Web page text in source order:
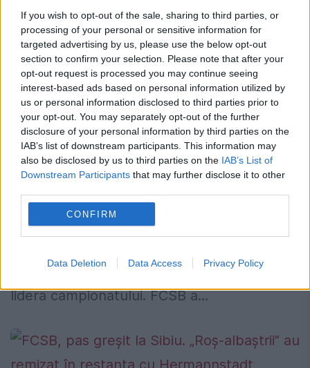
If you wish to opt-out of the sale, sharing to third parties, or
processing of your personal or sensitive information for
targeted advertising by us, please use the below opt-out
section to confirm your selection. Please note that after your
opt-out request is processed you may continue seeing
interest-based ads based on personal information utilized by
us or personal information disclosed to third parties prior to
your opt-out. You may separately opt-out of the further
disclosure of your personal information by third parties on the
IAB’s list of downstream participants. This information may
also be disclosed by us to third parties on the IAB’s List of
Downstream Participants that may further disclose it to other
CONFIRM
Data Deletion Data Access Privacy Policy
FCSB, vijelioasă în meciul cu Sepsi
Sfântu Gheorghe. „Roș-albaștrii”
domină în Liga I
24 SEPTEMBRIE 2023
FCSB s-a impus de o manieră categorică,
duminică seara, în deplasare, în partida
Gheorghe, scor 5-2. Echipa „roș-albastră” e
lidera campionatului. FCSB a...